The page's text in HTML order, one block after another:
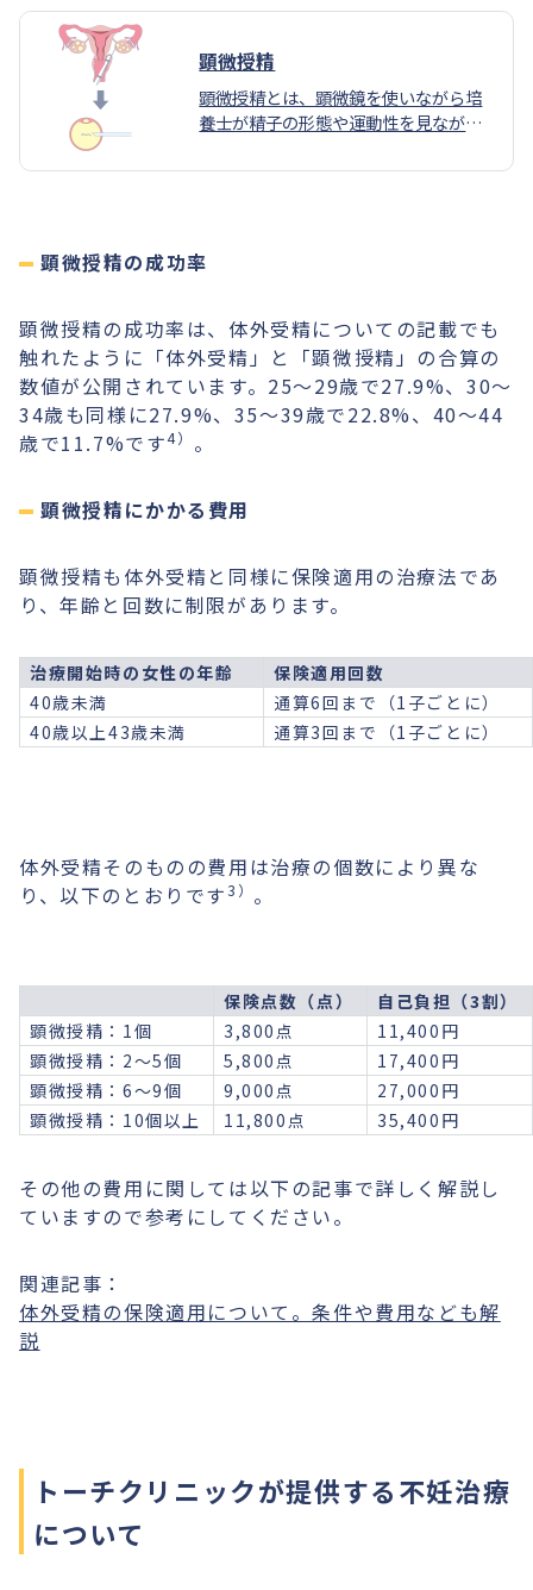
顕微授精
顕微授精とは、顕微鏡を使いながら培
養士が精子の形態や運動性を見ながら
卵子の細胞質内に直接精子を注入する
顕微授精の成功率
顕微授精の成功率は、体外受精についての記載でも
触れたように「体外受精」と「顕微授精」の合算の
数値が公開されています。25〜29歳で27.9%、30〜
34歳も同様に27.9%、35〜39歳で22.8%、40〜44
歳で11.7%です4） 。
顕微授精にかかる費用
顕微授精も体外受精と同様に保険適用の治療法であ
り、年齢と回数に制限があります。
治療開始時の女性の年齢
保険適用回数
40歳未満
通算6回まで（1子ごとに）
40歳以上43歳未満
通算3回まで（1子ごとに）
体外受精そのものの費用は治療の個数により異な
り、以下のとおりです3） 。
保険点数（点）
自己負担（3割）
顕微授精：1個
3,800点
11,400円
顕微授精：2～5個
5,800点
17,400円
顕微授精：6～9個
9,000点
27,000円
顕微授精：10個以上
11,800点 35,400円
その他の費用に関しては以下の記事で詳しく解説し
ていますので参考にしてください。
関連記事：
体外受精の保険適用について。条件や費用なども解
説
トーチクリニックが提供する不妊治療
について